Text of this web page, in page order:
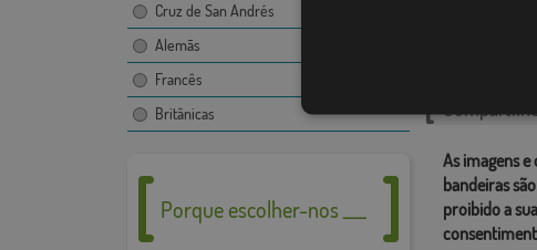
Cruz de San Andrés
Alemãs
Francês
Britânicas
Porque escolher-nos ___
As imagens
bandeiras
proibido a